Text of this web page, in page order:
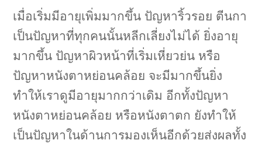
เมื่อเริ่มมีอายุเพิ่มมากขึ้น ปัญหาริ้วรอย ตีนกา
เป็นปัญหาที่ทุกคนนั้นหลีกเลี่ยงไม่ได้ ยิ่งอายุ
มากขึ้น ปัญหาผิวหน้าที่เริ่มเหี่ยวย่น หรือ
ปัญหาหนังตาหย่อนคล้อย จะมีมากขึ้นยิ่ง
ทำให้เราดูมีอายุมากกว่าเดิม อีกทั้งปัญหา
หนังตาหย่อนคล้อย หรือหนังตาตก ยังทำให้
เป็นปัญหาในด้านการมองเห็นอีกด้วยส่งผลทั้ง